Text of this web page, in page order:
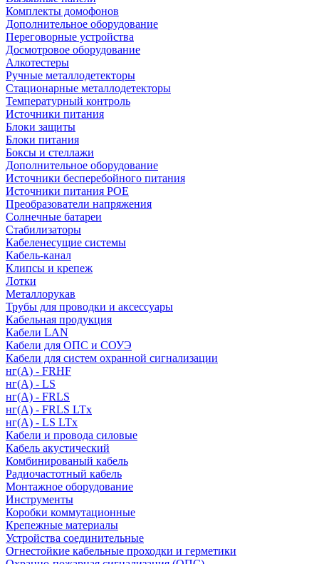
Комплекты домофонов
Дополнительное оборудование
Переговорные устройства
Досмотровое оборудование
Алкотестеры
Ручные металлодетекторы
Стационарные металлодетекторы
Температурный контроль
Источники питания
Блоки защиты
Блоки питания
Боксы и стеллажи
Дополнительное оборудование
Источники бесперебойного питания
Источники питания POE
Преобразователи напряжения
Солнечные батареи
Стабилизаторы
Кабеленесущие системы
Кабель-канал
Клипсы и крепеж
Лотки
Металлорукав
Трубы для проводки и аксессуары
Кабельная продукция
Кабели LAN
Кабели для ОПС и СОУЭ
Кабели для систем охранной сигнализации
нг(A) - FRHF
нг(A) - LS
нг(А) - FRLS
нг(А) - FRLS LTx
нг(А) - LS LTx
Кабели и провода силовые
Кабель акустический
Комбинированый кабель
Радиочастотный кабель
Монтажное оборудование
Инструменты
Коробки коммутационные
Крепежные материалы
Устройства соединительные
Огнестойкие кабельные проходки и герметики